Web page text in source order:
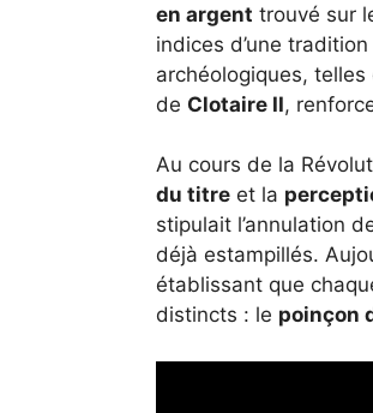
en argent trouvé sur
indices d’une
archéologiques,
de Clotaire II,
Au cours de la
du titreet la
stipulait l’annulation
déjà estampillés.
établissant que
distincts : le poinçon